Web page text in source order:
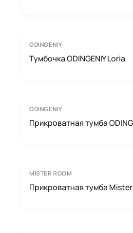
ODINGENIY
Тумбочка ODINGENIY Loria
ODINGENIY
Прикроватная тумба
MISTER ROOM
Прикроватная тумба